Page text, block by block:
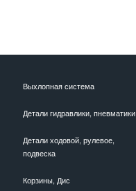
Выхлопная система
Детали гидравлики, пневматики
Детали ходовой, рулевое,
подвеска
Корзины, Дис